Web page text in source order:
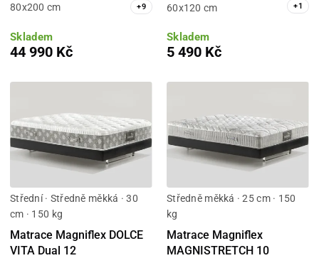
80x200 cm +9
Skladem
44 990 Kč
60x120 cm +1
Skladem
5 490 Kč
Střední · Středně měkká · 30
cm · 150 kg
Matrace Magniflex DOLCE
VITA Dual 12
Středně měkká · 25 cm · 150
kg
Matrace Magniflex
MAGNISTRETCH 10